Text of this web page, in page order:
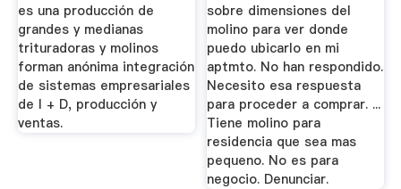
es una producción de
grandes y medianas
trituradoras y molinos
forman anónima integración
de sistemas empresariales
de I + D, producción y
ventas.
sobre dimensiones del
molino para ver donde
puedo ubicarlo en mi
aptmto. No han respondido.
Necesito esa respuesta
para proceder a comprar. ...
Tiene molino para
residencia que sea mas
pequeno. No es para
negocio. Denunciar.